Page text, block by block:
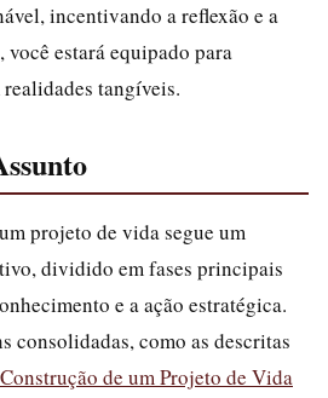
incentivando a reflexão e a
estará equipado para
tangíveis.
projeto de vida segue um
dividido em fases principais
e a ação estratégica.
consolidadas, como as descritas
de um Projeto de Vida